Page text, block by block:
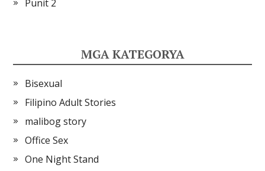
Punit 2
MGA KATEGORYA
Bisexual
Filipino Adult Stories
malibog story
Office Sex
One Night Stand